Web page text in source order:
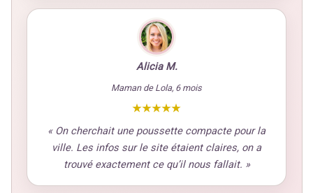
Alicia M.
Maman de Lola, 6 mois
★★★★★
« On cherchait une poussette compacte pour la
ville. Les infos sur le site étaient claires, on a
trouvé exactement ce qu’il nous fallait. »